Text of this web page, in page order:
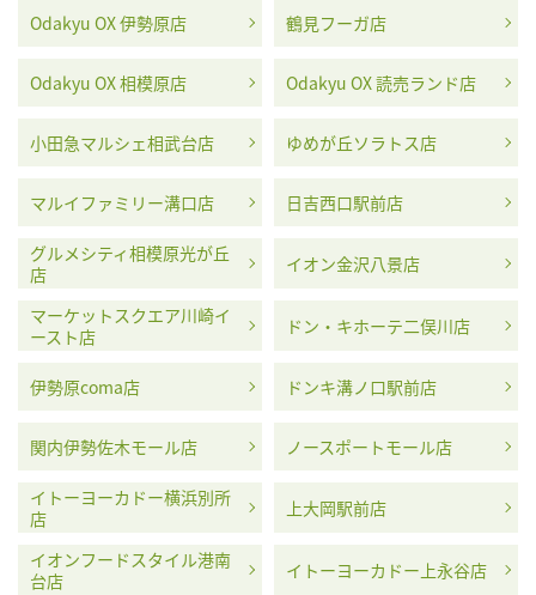
Odakyu OX 伊勢原店 鶴見フーガ店
Odakyu OX 相模原店 Odakyu OX 読売ランド店
小田急マルシェ相武台店 ゆめが丘ソラトス店
マルイファミリー溝口店 日吉西口駅前店
グルメシティ相模原光が丘
店
イオン金沢八景店
マーケットスクエア川崎イ
ースト店
ドン・キホーテ二俣川店
伊勢原coma店 ドンキ溝ノ口駅前店
関内伊勢佐木モール店 ノースポートモール店
イトーヨーカドー横浜別所
店
上大岡駅前店
イオンフードスタイル港南
台店
イトーヨーカドー上永谷店